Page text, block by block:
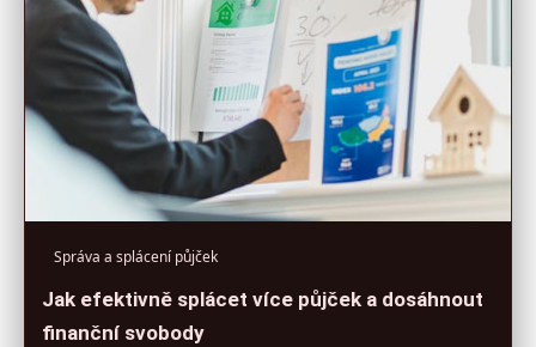
Správa a splácení půjček
Jak efektivně splácet více půjček a dosáhnout
finanční svobody